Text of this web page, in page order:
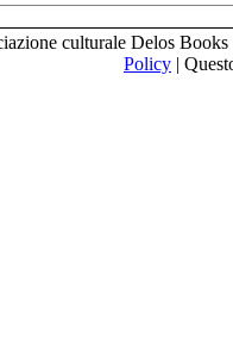
culturale Delos
Policy |